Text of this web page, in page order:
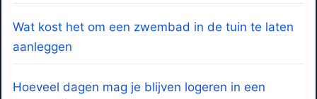
Wat kost het om een zwembad in de tuin te laten
aanleggen
Hoeveel dagen mag je blijven logeren in een